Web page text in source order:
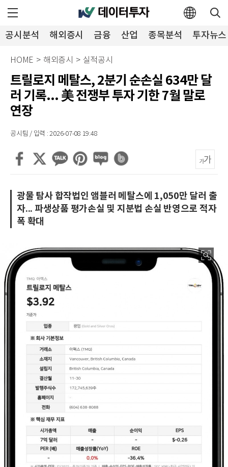
공시분석 해외증시 금융 산업 종목분석 투자뉴스
HOME > 해외증시 > 실적공시
트릴로지 메탈스, 2분기 순손실 634만 달
러 기록... 美 전쟁부 투자 기한 7월 말로
연장
공시팀 / 입력 : 2026-07-08 19:48
광물 탐사 합작법인 앰블러 메탈스에 1,050만 달러 출
자... 파생상품 평가손실 및 지분법 손실 반영으로 적자
폭 확대